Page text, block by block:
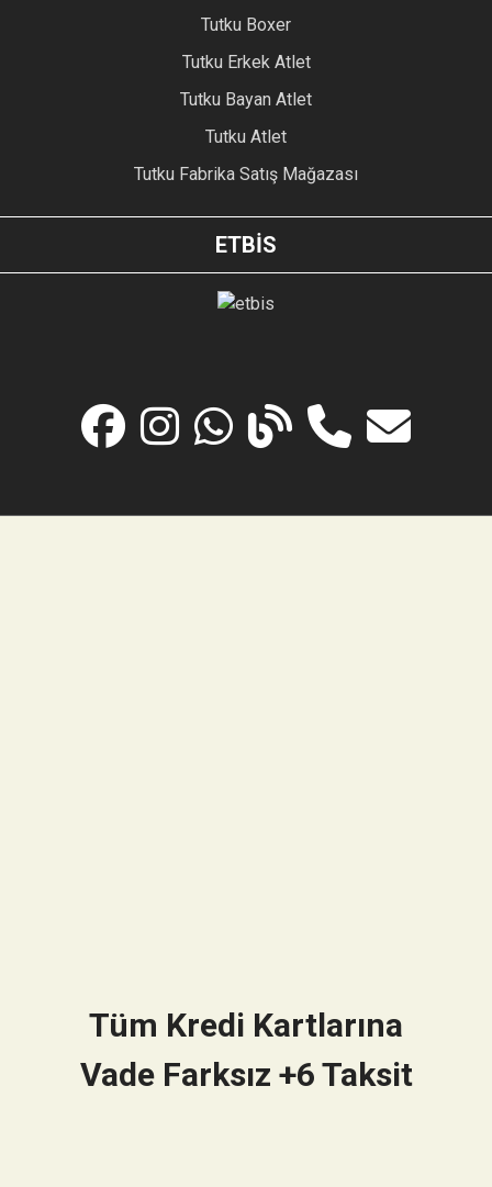
Tutku Boxer
Tutku Erkek Atlet
Tutku Bayan Atlet
Tutku Atlet
Tutku Fabrika Satış Mağazası
ETBİS
Tüm Kredi Kartlarına
Vade Farksız +6 Taksit